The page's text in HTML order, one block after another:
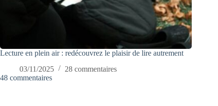
Lecture en plein air : redécouvrez le plaisir de lire autrement
03/11/2025
28 commentaires
48 commentaires